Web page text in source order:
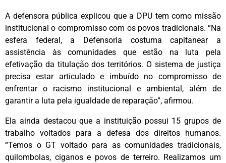
A defensora pública explicou que a DPU tem como missão
institucional o compromisso com os povos tradicionais. “Na
esfera federal, a Defensoria costuma capitanear a
assistência às comunidades que estão na luta pela
efetivação da titulação dos territórios. O sistema de justiça
precisa estar articulado e imbuído no compromisso de
enfrentar o racismo institucional e ambiental, além de
garantir a luta pela igualdade de reparação”, afirmou.
Ela ainda destacou que a instituição possui 15 grupos de
trabalho voltados para a defesa dos direitos humanos.
“Temos o GT voltado para as comunidades tradicionais,
quilombolas, ciganos e povos de terreiro. Realizamos um